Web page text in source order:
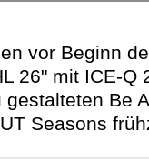
vor Beginn
26" mit ICE-Q
gestalteten Be
Seasons